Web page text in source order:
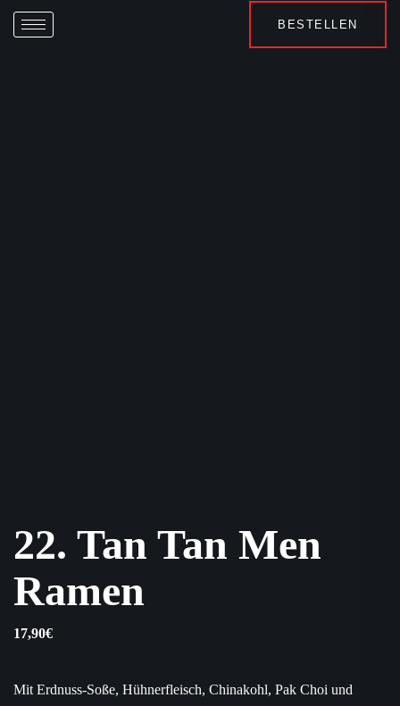
BESTELLEN
22. Tan Tan Men
Ramen
17,90€
Mit Erdnuss-Soße, Hühnerfleisch, Chinakohl, Pak Choi und